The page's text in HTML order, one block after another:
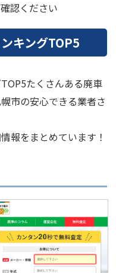
認ください
キングTOP5
たくさんある廃車
市の安心できる業者さ
報をまとめています！